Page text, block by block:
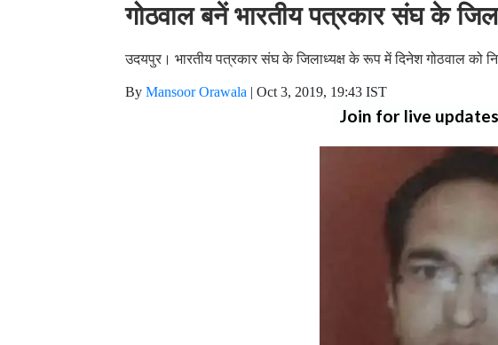
गोठवाल बनें भारतीय पत्रकार संघ के
उदयपुर। भारतीय पत्रकार संघ के जिलाध्यक्ष के रूप में दिनेश गोठवाल को
By Mansoor Orawala | Oct 3, 2019, 19:43 IST
Join for live